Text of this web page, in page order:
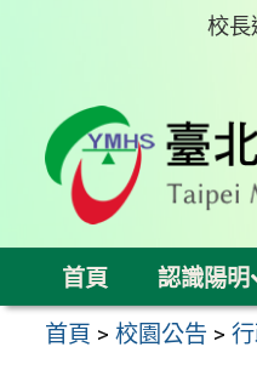
校長
首頁 認識陽明
首頁 >校園公告 >